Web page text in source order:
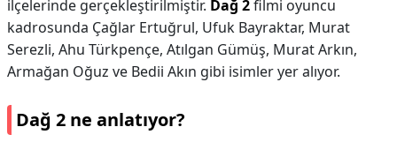
ilçelerinde gerçekleştirilmiştir. Dağ 2filmi oyuncu
kadrosunda Çağlar Ertuğrul, Ufuk Bayraktar, Murat
Serezli, Ahu Türkpençe, Atılgan Gümüş, Murat Arkın,
Armağan Oğuz ve Bedii Akın gibi isimler yer alıyor.
Dağ 2 ne anlatıyor?